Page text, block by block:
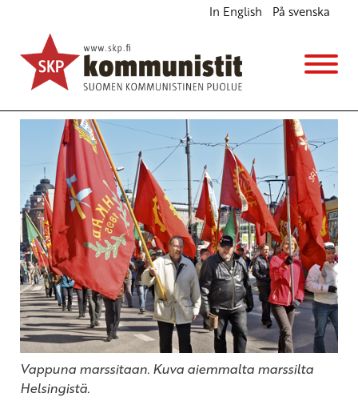
In English På svenska
Vapun punaiset haasteet
Ajankohtaista
30.4.2013 - 8:12(Muokattu 6.11.2025 - 13:40)
Vappuna marssitaan. Kuva aiemmalta marssilta
Helsingistä.